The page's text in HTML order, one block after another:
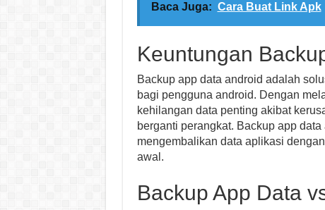
Baca Juga: Cara Buat Link Apk
Keuntungan
Backup app data android adalah
bagi pengguna android. Dengan
kehilangan data penting akibat
berganti perangkat. Backup app
mengembalikan data aplikasi
awal.
Backup App Data